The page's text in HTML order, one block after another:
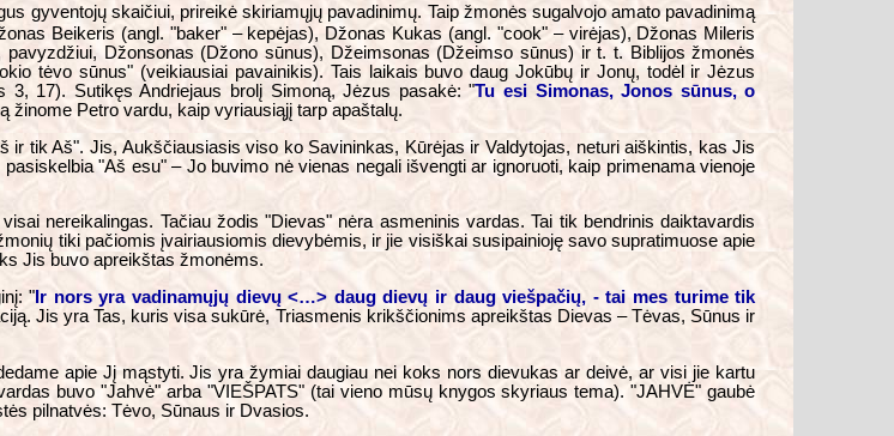
gyventojų skaičiui, prireikė skiriamųjų pavadinimų. Taip žmonės sugalvojo amato pavadinimą
Beikeris (angl. "baker" – kepėjas), Džonas Kukas (angl. "cook" – virėjas), Džonas Mileris
Džonsonas (Džono sūnus), Džeimsonas (Džeimso sūnus) ir t. t. Biblijos žmonės
tėvo sūnus" (veikiausiai pavainikis). Tais laikais buvo daug Jokūbų ir Jonų, todėl ir Jėzus
3, 17). Sutikęs Andriejaus brolį Simoną, Jėzus pasakė: "Tu esi Simonas, Jonos sūnus, o
Petro vardu, kaip vyriausiąjį tarp apaštalų.
tik Aš". Jis, Aukščiausiasis viso ko Savininkas, Kūrėjas ir Valdytojas, neturi aiškintis, kas Jis
"Aš esu" – Jo buvimo nė vienas negali išvengti ar ignoruoti, kaip primenama vienoje
nereikalingas. Tačiau žodis "Dievas" nėra asmeninis vardas. Tai tik bendrinis daiktavardis
tiki pačiomis įvairiausiomis dievybėmis, ir jie visiškai susipainioję savo supratimuose apie
Jis buvo apreikštas žmonėms.
" Ir nors yra vadinamųjų dievų <…> daug dievų ir daug viešpačių, - tai mes turime tik
Jis yra Tas, kuris visa sukūrė, Triasmenis krikščionims apreikštas Dievas – Tėvas, Sūnus ir
apie Jį mąstyti. Jis yra žymiai daugiau nei koks nors dievukas ar deivė, ar visi jie kartu
buvo "Jahvė" arba "VIEŠPATS" (tai vieno mūsų knygos skyriaus tema). "JAHVĖ" gaubė
pilnatvės: Tėvo, Sūnaus ir Dvasios.